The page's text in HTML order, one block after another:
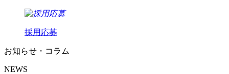
採用応募
お知らせ・コラム
NEWS